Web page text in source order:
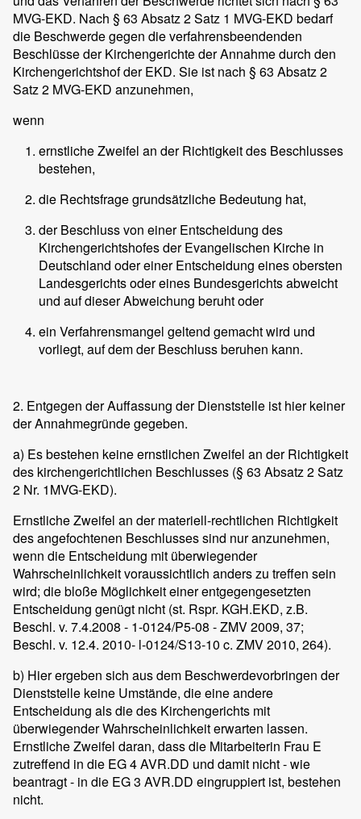
MVG-EKD. Nach § 63 Absatz 2 Satz 1 MVG-EKD bedarf
die Beschwerde gegen die verfahrensbeendenden
Beschlüsse der Kirchengerichte der Annahme durch den
Kirchengerichtshof der EKD. Sie ist nach § 63 Absatz 2
Satz 2 MVG-EKD anzunehmen,
wenn
ernstliche Zweifel an der Richtigkeit des Beschlusses
bestehen,
die Rechtsfrage grundsätzliche Bedeutung hat,
der Beschluss von einer Entscheidung des
Kirchengerichtshofes der Evangelischen Kirche in
Deutschland oder einer Entscheidung eines obersten
Landesgerichts oder eines Bundesgerichts abweicht
und auf dieser Abweichung beruht oder
ein Verfahrensmangel geltend gemacht wird und
vorliegt, auf dem der Beschluss beruhen kann.
2. Entgegen der Auffassung der Dienststelle ist hier keiner
der Annahmegründe gegeben.
a) Es bestehen keine ernstlichen Zweifel an der Richtigkeit
des kirchengerichtlichen Beschlusses (§ 63 Absatz 2 Satz
2 Nr. 1MVG-EKD).
Ernstliche Zweifel an der materiell-rechtlichen Richtigkeit
des angefochtenen Beschlusses sind nur anzunehmen,
wenn die Entscheidung mit überwiegender
Wahrscheinlichkeit voraussichtlich anders zu treffen sein
wird; die bloße Möglichkeit einer entgegengesetzten
Entscheidung genügt nicht (st. Rspr. KGH.EKD, z.B.
Beschl. v. 7.4.2008 - 1-0124/P5-08 - ZMV 2009, 37;
Beschl. v. 12.4. 2010- l-0124/S13-10 c. ZMV 2010, 264).
b) Hier ergeben sich aus dem Beschwerdevorbringen der
Dienststelle keine Umstände, die eine andere
Entscheidung als die des Kirchengerichts mit
überwiegender Wahrscheinlichkeit erwarten lassen.
Ernstliche Zweifel daran, dass die Mitarbeiterin Frau E
zutreffend in die EG 4 AVR.DD und damit nicht - wie
beantragt - in die EG 3 AVR.DD eingruppiert ist, bestehen
nicht.